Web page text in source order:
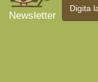
Newsletter